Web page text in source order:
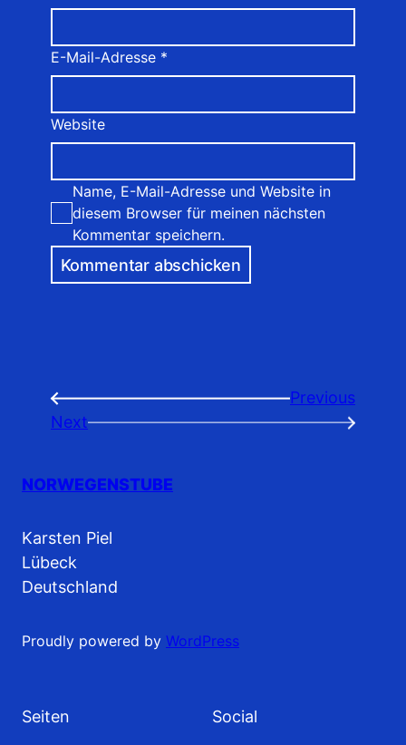
E-Mail-Adresse *
Website
Name, E-Mail-Adresse und Website in
diesem Browser für meinen nächsten
Kommentar speichern.
←
Previous
Next
→
NORWEGENSTUBE
Karsten Piel
Lübeck
Deutschland
Proudly powered by WordPress
Seiten Social